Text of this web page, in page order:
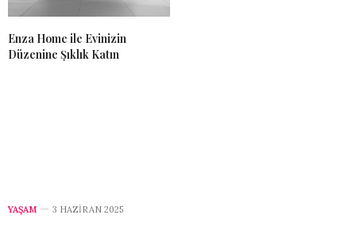
Enza Home ile Evinizin
Düzenine Şıklık Katın
YAŞAM 3 HAZIRAN 2025